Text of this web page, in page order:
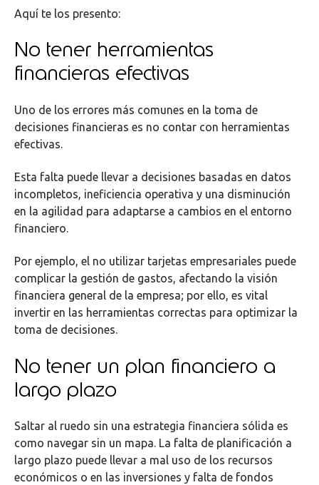
Aquí te los presento:
No tener herramientas
financieras efectivas
Uno de los errores más comunes en la toma de
decisiones financieras es no contar con herramientas
efectivas.
Esta falta puede llevar a decisiones basadas en datos
incompletos, ineficiencia operativa y una disminución
en la agilidad para adaptarse a cambios en el entorno
financiero.
Por ejemplo, el no utilizar tarjetas empresariales puede
complicar la gestión de gastos, afectando la visión
financiera general de la empresa; por ello, es vital
invertir en las herramientas correctas para optimizar la
toma de decisiones.
No tener un plan financiero a
largo plazo
Saltar al ruedo sin una estrategia financiera sólida es
como navegar sin un mapa. La falta de planificación a
largo plazo puede llevar a mal uso de los recursos
económicos o en las inversiones y falta de fondos